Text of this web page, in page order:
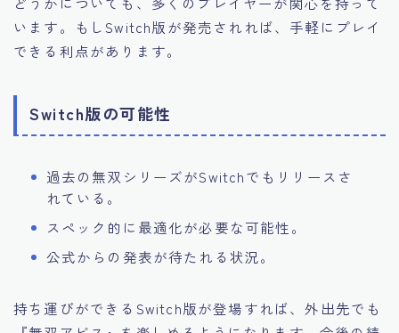
います。もしSwitch版が発売されれば、手軽にプレイ
できる利点があります。
Switch版の可能性
過去の無双シリーズがSwitchでもリリースさ
れている。
スペック的に最適化が必要な可能性。
公式からの発表が待たれる状況。
持ち運びができるSwitch版が登場すれば、外出先でも